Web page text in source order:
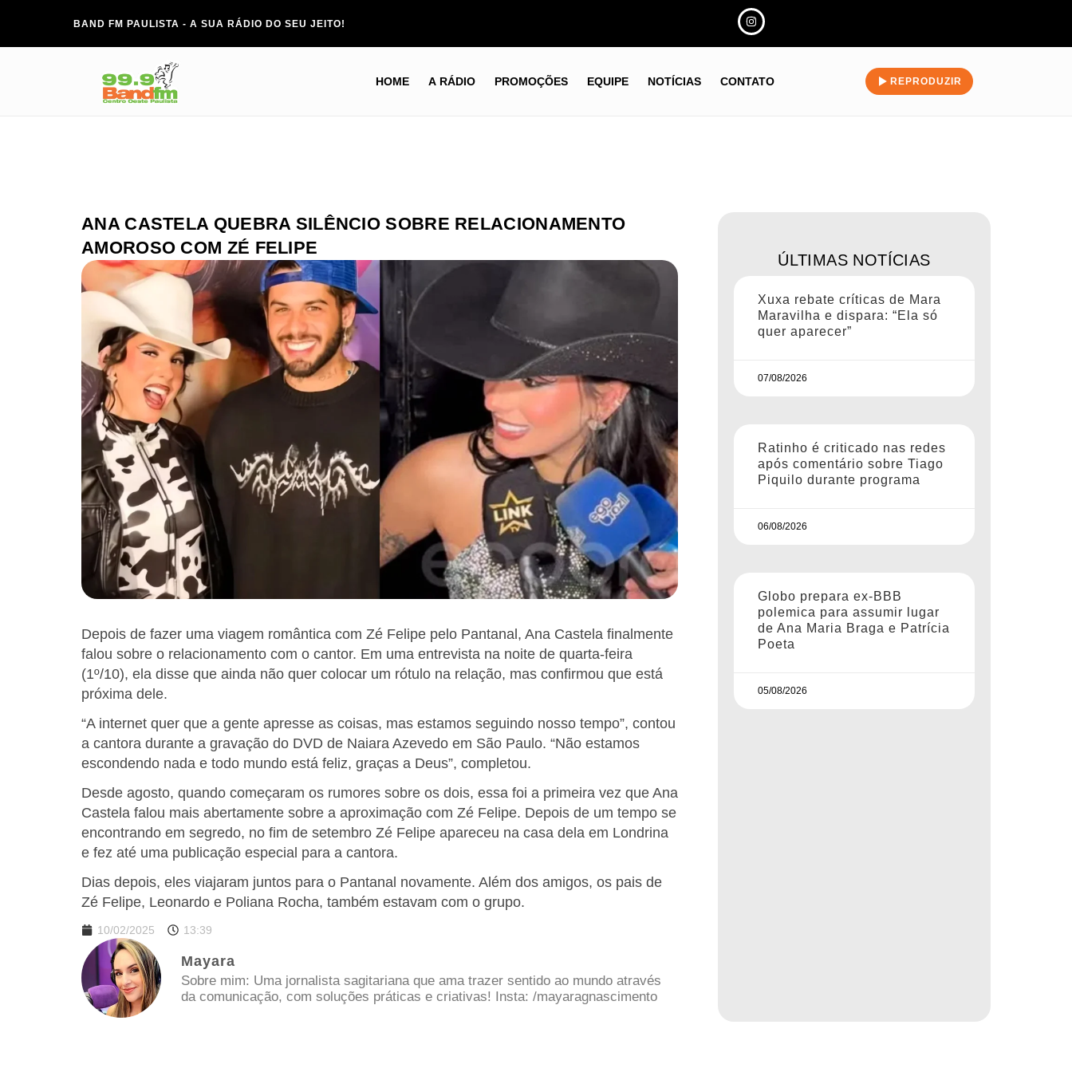
BAND FM PAULISTA - A SUA RÁDIO DO SEU JEITO!
HOME A RÁDIO PROMOÇÕES EQUIPE NOTÍCIAS CONTATO REPRODUZIR
ANA CASTELA QUEBRA SILÊNCIO SOBRE RELACIONAMENTO
AMOROSO COM ZÉ FELIPE
Depois de fazer uma viagem romântica com Zé Felipe pelo Pantanal, Ana Castela finalmente
falou sobre o relacionamento com o cantor. Em uma entrevista na noite de quarta-feira
(1º/10), ela disse que ainda não quer colocar um rótulo na relação, mas confirmou que está
próxima dele.
“A internet quer que a gente apresse as coisas, mas estamos seguindo nosso tempo”, contou
a cantora durante a gravação do DVD de Naiara Azevedo em São Paulo. “Não estamos
escondendo nada e todo mundo está feliz, graças a Deus”, completou.
Desde agosto, quando começaram os rumores sobre os dois, essa foi a primeira vez que Ana
Castela falou mais abertamente sobre a aproximação com Zé Felipe. Depois de um tempo se
encontrando em segredo, no fim de setembro Zé Felipe apareceu na casa dela em Londrina
e fez até uma publicação especial para a cantora.
Dias depois, eles viajaram juntos para o Pantanal novamente. Além dos amigos, os pais de
Zé Felipe, Leonardo e Poliana Rocha, também estavam com o grupo.
10/02/2025 13:39
Mayara
Sobre mim: Uma jornalista sagitariana que ama trazer sentido ao mundo através
da comunicação, com soluções práticas e criativas! Insta: /mayaragnascimento
ÚLTIMAS NOTÍCIAS
Xuxa rebate críticas de Mara
Maravilha e dispara: “Ela só
quer aparecer”
07/08/2026
Ratinho é criticado nas redes
após comentário sobre Tiago
Piquilo durante programa
06/08/2026
Globo prepara ex-BBB
polemica para assumir lugar
de Ana Maria Braga e Patrícia
Poeta
05/08/2026